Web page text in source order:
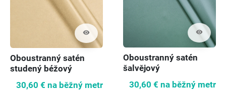
visibility
Oboustranný satén
studený béžový
30,60 € na běžný metr
visibility
Oboustranný satén
šalvějový
30,60 € na běžný metr